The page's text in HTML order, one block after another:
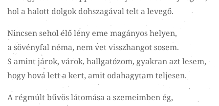
hol a halott dolgok dohszagával telt a levegő.
Nincsen sehol élő lény eme magányos helyen,
a sövényfal néma, nem vet visszhangot sosem.
S amint járok, várok, hallgatózom, gyakran azt lesem,
hogy hová lett a kert, amit odahagytam teljesen.
A régmúlt bűvös látomása a szemeimben ég,